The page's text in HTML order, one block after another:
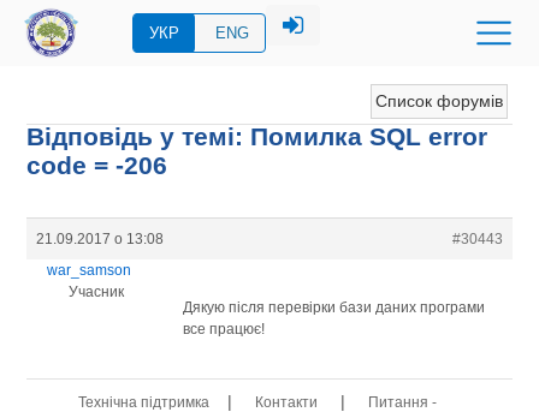
УКР ENG
Список форумів
Відповідь у темі: Помилка SQL error
code = -206
21.09.2017 о 13:08
#30443
war_samson
Учасник
Дякую після перевірки бази даних програми
все працює!
Технічна підтримка | Контакти |
Питання -